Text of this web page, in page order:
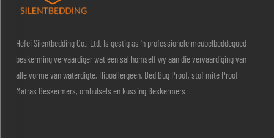
Hefei Silentbedding Co., Ltd. Is gestig as 'n professionele meubelbeddegoed
beskerming vervaardiger wat een sal homself wy aan die vervaardiging van
alle vorme van waterdigte, Hipoallergeen, Bed Bug Proof, stof mite Proof
Matras Beskermers, omhulsels en kussing Beskermers.